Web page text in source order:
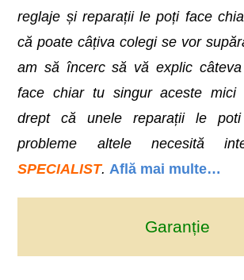
reglaje și reparații le poți face
că poate câțiva colegi se vor
am să încerc să vă explic
face chiar tu singur aceste mici
drept că unele reparații le
probleme altele necesită
SPECIALIST. Află mai multe…
Garanție